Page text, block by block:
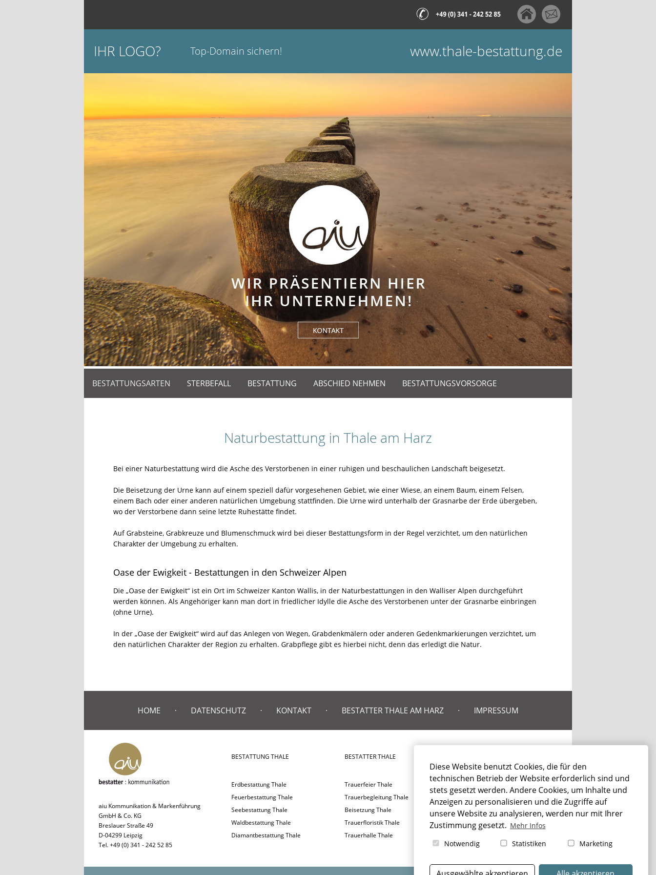
Diese Website benutzt Cookies, die für den
technischen Betrieb der Website erforderlich sind und
stets gesetzt werden. Andere Cookies, um Inhalte und
Anzeigen zu personalisieren und die Zugriffe auf
unsere Website zu analysieren, werden nur mit Ihrer
Zustimmung gesetzt. Mehr Infos
Notwendig
Statistiken Marketing
IHR LOGO? Top-Domain sichern! www.thale-bestattung.de
BESTATTUNGSARTEN STERBEFALL BESTATTUNG ABSCHIED NEHMEN BESTATTUNGSVORSORGE
Naturbestattung in Thale am Harz
Bei einer Naturbestattung wird die Asche des Verstorbenen in einer ruhigen und beschaulichen Landschaft beigesetzt.
Die Beisetzung der Urne kann auf einem speziell dafür vorgesehenen Gebiet, wie einer Wiese, an einem Baum, einem Felsen,
einem Bach oder einer anderen natürlichen Umgebung stattfinden. Die Urne wird unterhalb der Grasnarbe der Erde übergeben,
wo der Verstorbene dann seine letzte Ruhestätte findet.
Auf Grabsteine, Grabkreuze und Blumenschmuck wird bei dieser Bestattungsform in der Regel verzichtet, um den natürlichen
Charakter der Umgebung zu erhalten.
Oase der Ewigkeit - Bestattungen in den Schweizer Alpen
Die „Oase der Ewigkeit“ ist ein Ort im Schweizer Kanton Wallis, in der Naturbestattungen in den Walliser Alpen durchgeführt
werden können. Als Angehöriger kann man dort in friedlicher Idylle die Asche des Verstorbenen unter der Grasnarbe einbringen
(ohne Urne).
In der „Oase der Ewigkeit“ wird auf das Anlegen von Wegen, Grabdenkmälern oder anderen Gedenkmarkierungen verzichtet, um
den natürlichen Charakter der Region zu erhalten. Grabpflege gibt es hierbei nicht, denn das erledigt die Natur.
HOME DATENSCHUTZ KONTAKT BESTATTER THALE AM HARZ IMPRESSUM
aiu Kommunikation & Markenführung
GmbH & Co. KG
Breslauer Straße 49
D-04299 Leipzig
Tel. +49 (0) 341 - 242 52 85
BESTATTUNG THALE
Erdbestattung Thale
Feuerbestattung Thale
Seebestattung Thale
Waldbestattung Thale
Diamantbestattung Thale
BESTATTER THALE
Trauerfeier Thale
Trauerbegleitung Thale
Beisetzung Thale
Trauerfloristik Thale
Trauerhalle Thale
Bestattung Thale
Bestattungsarten Thale
Erbrecht Thale